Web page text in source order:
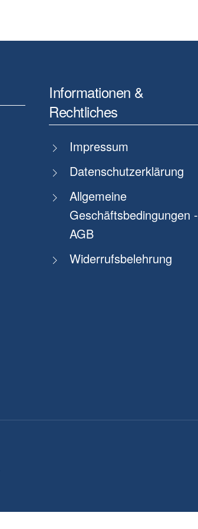
Informationen &
Rechtliches
Impressum
Datenschutzerklärung
Allgemeine
Geschäftsbedingungen -
AGB
Widerrufsbelehrung